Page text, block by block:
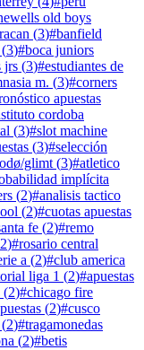
old boys
(3)#banfield
(3)#boca juniors
jrs (3)#estudiantes de
m. (3)#corners
apuestas
cordoba
(3)#slot machine
(3)#selección
glimt (3)#atletico
implícita
(2)#analisis tactico
(2)#cuotas apuestas
fe (2)#remo
2)#rosario central
a (2)#club america
liga 1 (2)#apuestas
(2)#chicago fire
(2)#cusco
(2)#tragamonedas
(2)#betis